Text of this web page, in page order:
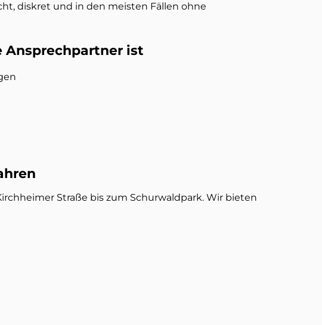
diskret und in den meisten Fällen ohne
Ansprechpartner ist
Straße bis zum Schurwaldpark. Wir bieten